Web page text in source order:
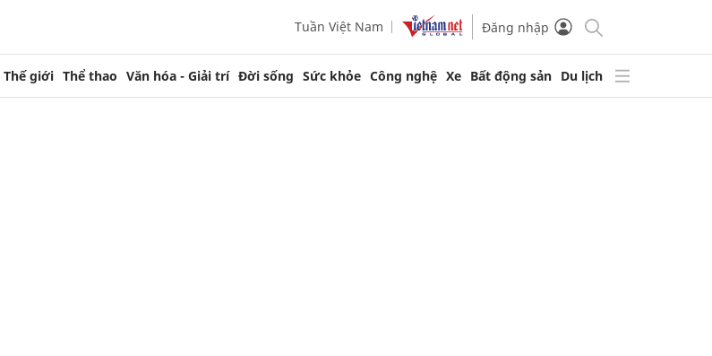
Tuần Việt Nam Đăng nhập
Thế giới Thể thao Văn hóa - Giải trí Đời sống Sức khỏe Công nghệ Xe Bất động sản Du lịch